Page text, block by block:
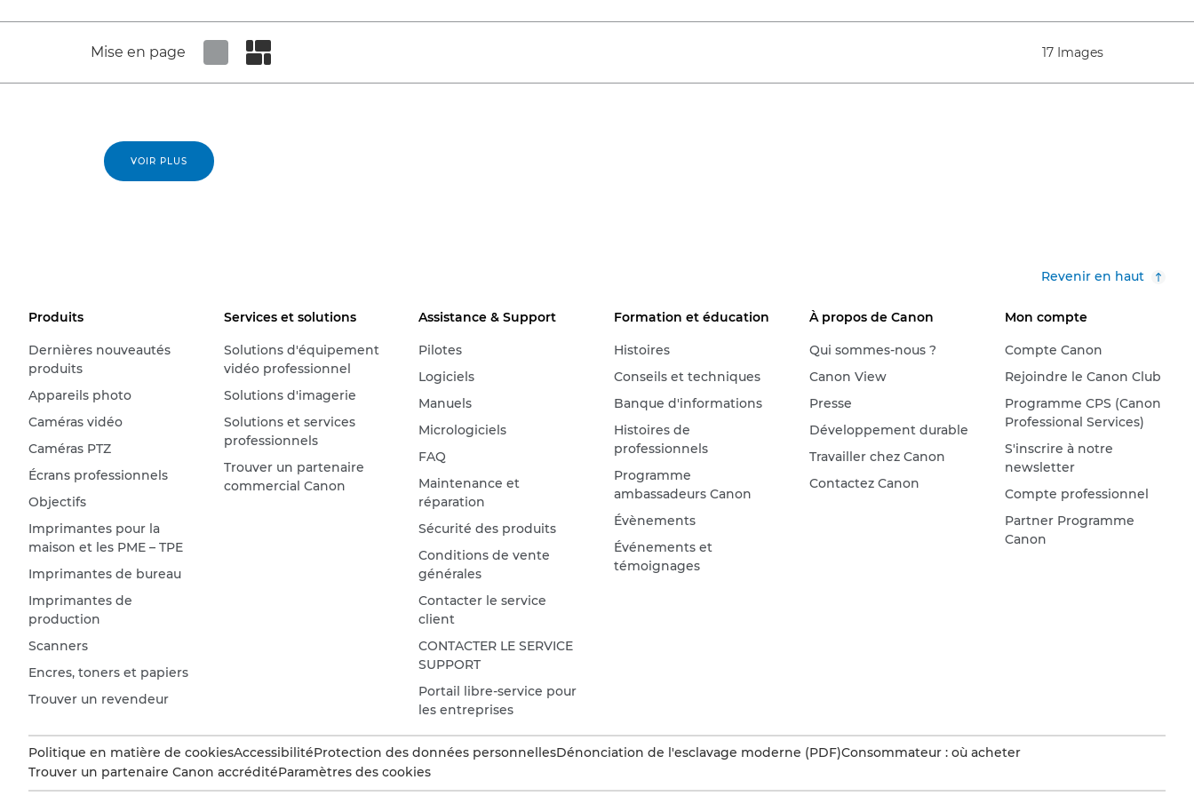
Mise en page 17 Images
VOIR PLUS
Revenir en haut
Produits
Dernières nouveautés
produits
Appareils photo
Caméras vidéo
Caméras PTZ
Écrans professionnels
Objectifs
Imprimantes pour la
maison et les PME – TPE
Imprimantes de bureau
Imprimantes de
production
Scanners
Encres, toners et papiers
Trouver un revendeur
Services et solutions
Solutions d'équipement
vidéo professionnel
Solutions d'imagerie
Solutions et services
professionnels
Trouver un partenaire
commercial Canon
Assistance & Support
Pilotes
Logiciels
Manuels
Micrologiciels
FAQ
Maintenance et
réparation
Sécurité des produits
Conditions de vente
générales
Contacter le service
client
CONTACTER LE SERVICE
SUPPORT
Portail libre-service pour
les entreprises
Formation et éducation
Histoires
Conseils et techniques
Banque d'informations
Histoires de
professionnels
Programme
ambassadeurs Canon
Évènements
Événements et
témoignages
À propos de Canon
Qui sommes-nous ?
Canon View
Presse
Développement durable
Travailler chez Canon
Contactez Canon
Mon compte
Compte Canon
Rejoindre le Canon Club
Programme CPS (Canon
Professional Services)
S'inscrire à notre
newsletter
Compte professionnel
Partner Programme
Canon
Politique en matière de cookiesAccessibilitéProtection des données personnellesDénonciation de l'esclavage moderne (PDF)Consommateur : où acheter
Trouver un partenaire Canon accréditéParamètres des cookies